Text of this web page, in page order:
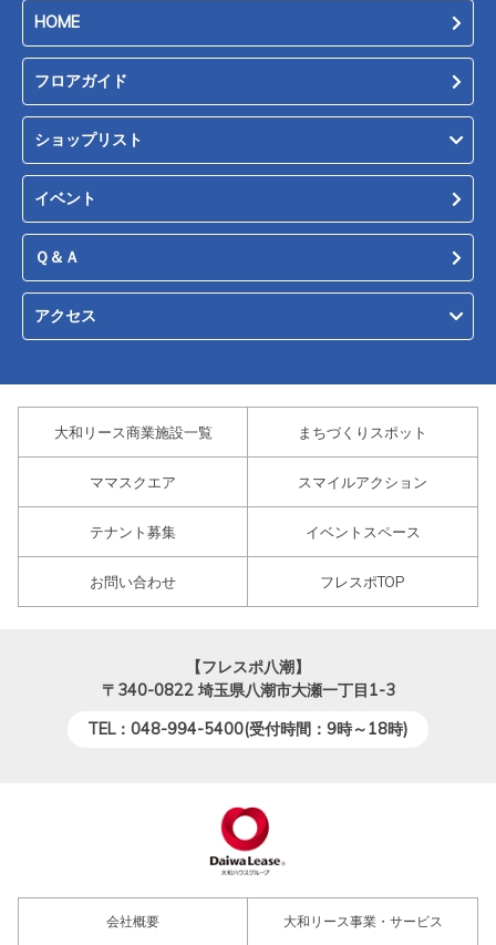
HOME
フロアガイド
ショップリスト
イベント
Ｑ＆Ａ
アクセス
大和リース商業施設一覧 まちづくりスポット
ママスクエア スマイルアクション
テナント募集 イベントスペース
お問い合わせ フレスポTOP
【フレスポ八潮】
〒340-0822 埼玉県八潮市大瀬一丁目1-3
TEL：048-994-5400(受付時間：9時～18時)
会社概要 大和リース事業・サービス